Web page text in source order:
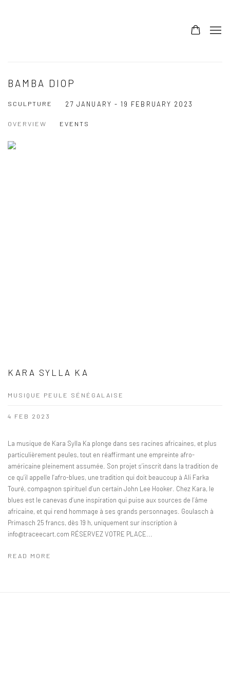
BAMBA DIOP
SCULPTURE 27 JANUARY - 19 FEBRUARY 2023
OVERVIEW EVENTS
KARA SYLLA KA
MUSIQUE PEULE SÉNÉGALAISE
4 FEB 2023
La musique de Kara Sylla Ka plonge dans ses racines africaines, et plus
particulièrement peules, tout en réaffirmant une empreinte afro-
américaine pleinement assumée. Son projet s’inscrit dans la tradition de
ce qu’il appelle l’afro-blues, une tradition qui doit beaucoup à Ali Farka
Touré, compagnon spirituel d’un certain John Lee Hooker. Chez Kara, le
blues est le canevas d’une inspiration qui puise aux sources de l’âme
africaine, et qui rend hommage à ses grands personnages. Goulasch à
Primasch 25 francs, dès 19 h, uniquement sur inscription à
info@traceecart.com RÉSERVEZ VOTRE PLACE...
READ MORE